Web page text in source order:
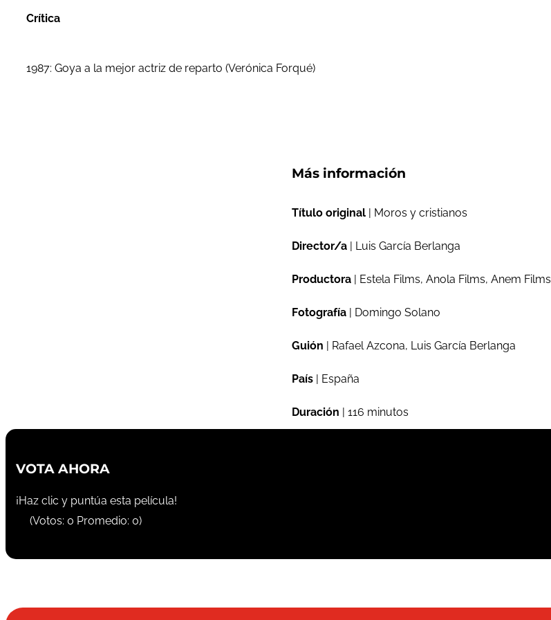
Crítica
1987: Goya a la mejor actriz de reparto (Verónica Forqué)
Más información
Título original | Moros y cristianos
Director/a | Luis García Berlanga
Productora | Estela Films, Anola Films, Anem Films
Fotografía | Domingo Solano
Guión | Rafael Azcona, Luis García Berlanga
País | España
Duración | 116 minutos
VOTA AHORA
¡Haz clic y puntúa esta película!
(Votos: 0 Promedio: 0)